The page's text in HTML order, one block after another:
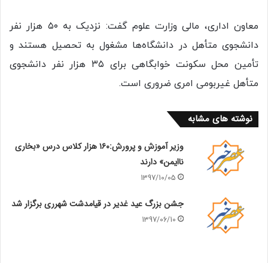
معاون اداری، مالی وزارت علوم گفت: نزدیک به ۵۰ هزار نفر
دانشجوی متأهل در دانشگاه‌ها مشغول به تحصیل هستند و
تأمین محل سکونت خوابگاهی برای ۳۵ هزار نفر دانشجوی
متأهل غیربومی امری ضروری است.
نوشته های مشابه
وزیر آموزش و پرورش:۱۶۰ هزار کلاس درس «بخاری
ناایمن» دارند
1397/10/05
جشن بزرگ عید غدیر در قیامدشت شهرری برگزار شد
1397/06/10